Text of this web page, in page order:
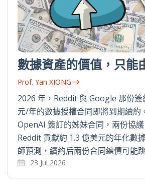
數據資產的價值，只能
Prof. Yan XIONG
2026 年，Reddit 與 Google 那份
元/年的數據授權合同即將到期續約
OpenAI 簽訂的姊妹合同，兩份協
Reddit 貢獻約 1.3 億美元的年化數
師預測，續約后兩份合同總價可能
23 Jul 2026